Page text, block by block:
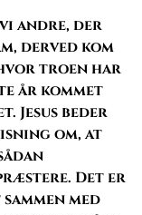
andre, der
derved kom
troen har
år kommet
beder
om, at
Det er
med